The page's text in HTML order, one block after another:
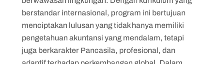
berstandar internasional, program ini bertujuan
menciptakan lulusan yang tidak hanya memiliki
pengetahuan akuntansi yang mendalam, tetapi
juga berkarakter Pancasila, profesional, dan